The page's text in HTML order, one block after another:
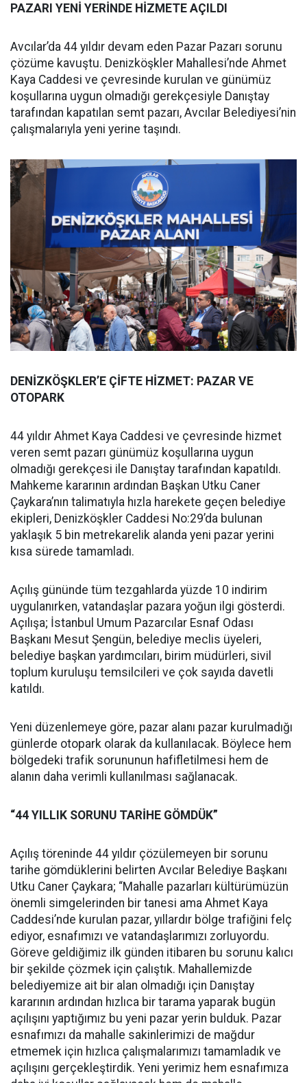
PAZARI YENİ YERİNDE HİZMETE AÇILDI
Avcılar’da 44 yıldır devam eden Pazar Pazarı sorunu
çözüme kavuştu. Denizköşkler Mahallesi’nde Ahmet
Kaya Caddesi ve çevresinde kurulan ve günümüz
koşullarına uygun olmadığı gerekçesiyle Danıştay
tarafından kapatılan semt pazarı, Avcılar Belediyesi’nin
çalışmalarıyla yeni yerine taşındı.
DENİZKÖŞKLER’E ÇİFTE HİZMET: PAZAR VE
OTOPARK
44 yıldır Ahmet Kaya Caddesi ve çevresinde hizmet
veren semt pazarı günümüz koşullarına uygun
olmadığı gerekçesi ile Danıştay tarafından kapatıldı.
Mahkeme kararının ardından Başkan Utku Caner
Çaykara’nın talimatıyla hızla harekete geçen belediye
ekipleri, Denizköşkler Caddesi No:29’da bulunan
yaklaşık 5 bin metrekarelik alanda yeni pazar yerini
kısa sürede tamamladı.
Açılış gününde tüm tezgahlarda yüzde 10 indirim
uygulanırken, vatandaşlar pazara yoğun ilgi gösterdi.
Açılışa; İstanbul Umum Pazarcılar Esnaf Odası
Başkanı Mesut Şengün, belediye meclis üyeleri,
belediye başkan yardımcıları, birim müdürleri, sivil
toplum kuruluşu temsilcileri ve çok sayıda davetli
katıldı.
Yeni düzenlemeye göre, pazar alanı pazar kurulmadığı
günlerde otopark olarak da kullanılacak. Böylece hem
bölgedeki trafik sorununun hafifletilmesi hem de
alanın daha verimli kullanılması sağlanacak.
“44 YILLIK SORUNU TARİHE GÖMDÜK”
Açılış töreninde 44 yıldır çözülemeyen bir sorunu
tarihe gömdüklerini belirten Avcılar Belediye Başkanı
Utku Caner Çaykara; “Mahalle pazarları kültürümüzün
önemli simgelerinden bir tanesi ama Ahmet Kaya
Caddesi’nde kurulan pazar, yıllardır bölge trafiğini felç
ediyor, esnafımızı ve vatandaşlarımızı zorluyordu.
Göreve geldiğimiz ilk günden itibaren bu sorunu kalıcı
bir şekilde çözmek için çalıştık. Mahallemizde
belediyemize ait bir alan olmadığı için Danıştay
kararının ardından hızlıca bir tarama yaparak bugün
açılışını yaptığımız bu yeni pazar yerin bulduk. Pazar
esnafımızı da mahalle sakinlerimizi de mağdur
etmemek için hızlıca çalışmalarımızı tamamladık ve
açılışını gerçekleştirdik. Yeni yerimiz hem esnafımıza